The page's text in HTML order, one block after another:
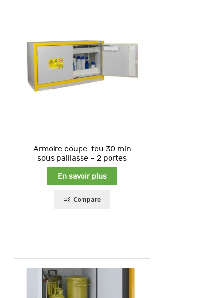
Armoire coupe-feu 30 min
sous paillasse – 2 portes
En savoir plus
Compare